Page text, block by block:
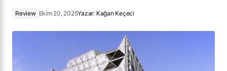
Review Ekim 20, 2025Yazar: Kağan Keçeci